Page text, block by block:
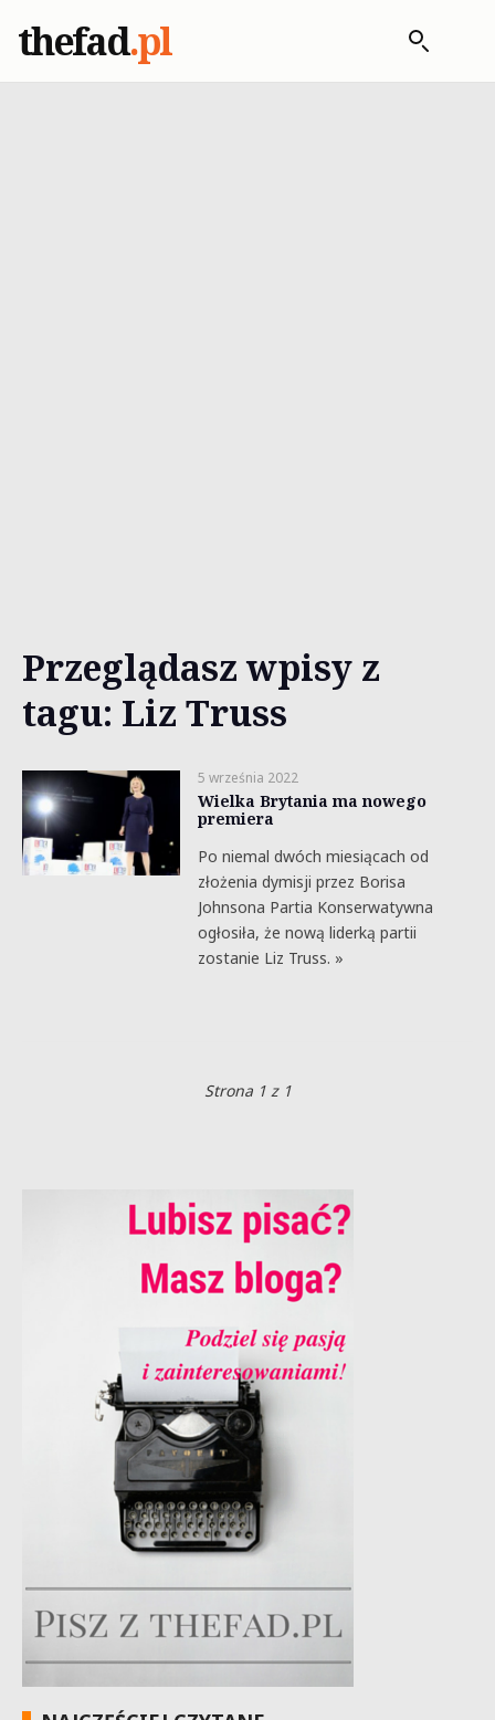
thefad.pl
Przeglądasz wpisy z
tagu: Liz Truss
5 września 2022
Wielka Brytania ma nowego
premiera
Po niemal dwóch miesiącach od
złożenia dymisji przez Borisa
Johnsona Partia Konserwatywna
ogłosiła, że nową liderką partii
zostanie Liz Truss. »
Strona 1 z 1